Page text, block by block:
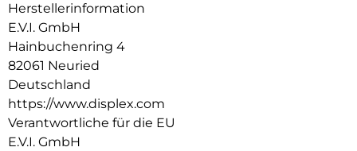
Das Displex Panzerglas hat einen Härtegrad von 10H und ist
damit nicht nur kratz-, bruch-, und stoßfester als
vergleichbare Markenprodukte, sondern übertrifft sogar
hochwertiges Saphirglas (9H), das bei Luxusuhren eingesetzt
wird. Die Kanten, die bruch- und stoßanfälligste Zone des
Smartphones und Schutzglases, sind spezialgehärtet, durch
eine mehrfache Polierung abgerundet und mit einer Schock-
absorbierenden Kante (bei Full Cover Schutzgläsern)
veredelt. Durch dieses aufwendige Produktionsverfahren
Herstellerinformation
E.V.I. GmbH
Hainbuchenring 4
82061 Neuried
Deutschland
https://www.displex.com
Verantwortliche für die EU
E.V.I. GmbH